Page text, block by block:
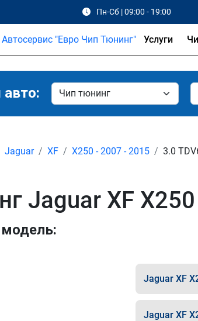
Пн-Сб | 09:00 - 19:00
Услуги
Jaguar XF X250 - 2007 - 2015 3.0
Jaguar XF
Jaguar XF
Jaguar XF